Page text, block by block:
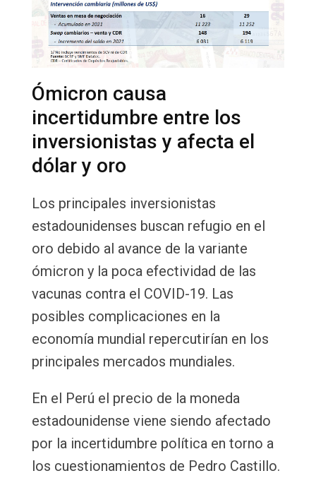
Ómicron causa
incertidumbre entre los
inversionistas y afecta el
dólar y oro
Los principales inversionistas
estadounidenses buscan refugio en el
oro debido al avance de la variante
ómicron y la poca efectividad de las
vacunas contra el COVID-19. Las
posibles complicaciones en la
economía mundial repercutirían en los
principales mercados mundiales.
En el Perú el precio de la moneda
estadounidense viene siendo afectado
por la incertidumbre política en torno a
los cuestionamientos de Pedro Castillo.